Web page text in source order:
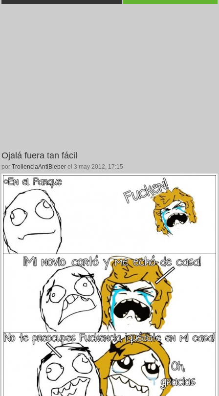
Ojalá fuera tan fácil
por TrollenciaAntiBieber el 3 may 2012, 17:15